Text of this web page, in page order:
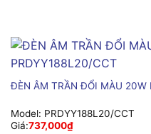
ĐÈN ÂM TRẦN ĐỔI MÀU 20W
Model: PRDYY188L20/CCT
Giá:737,000₫